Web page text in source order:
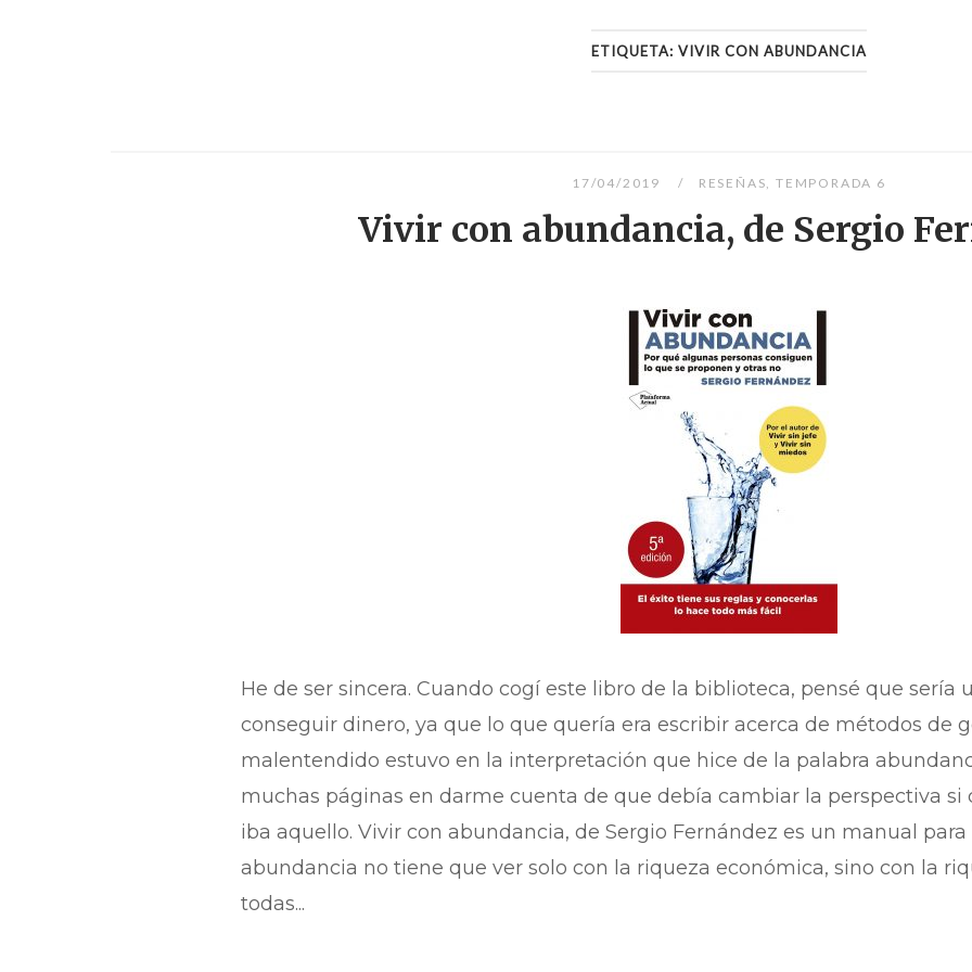
ETIQUETA: VIVIR CON ABUNDANCIA
17/04/2019 RESEÑAS,TEMPORADA 6
Vivir con abundancia, de Sergio
He de ser sincera. Cuando cogí este libro de la biblioteca, pensé que sería
conseguir dinero, ya que lo que quería era escribir acerca de métodos de
malentendido estuvo en la interpretación que hice de la palabra
muchas páginas en darme cuenta de que debía cambiar la perspectiva
iba aquello. Vivir con abundancia, de Sergio Fernández es un manual
abundancia no tiene que ver solo con la riqueza económica, sino con la
todas...